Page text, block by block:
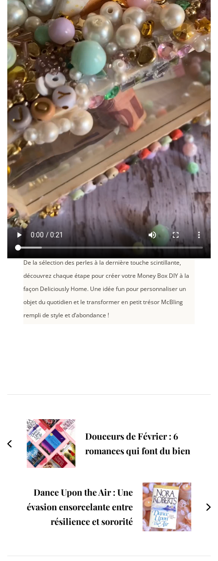
De la sélection des perles à la dernière touche scintillante,
découvrez chaque étape pour créer votre Money Box DIY à la
façon Deliciously Home. Une idée fun pour personnaliser un
objet du quotidien et le transformer en petit trésor McBling
rempli de style et d’abondance !
Navigation
Douceurs de Février : 6
romances qui font du bien
Dance Upon the Air : Une
évasion ensorcelante entre
résilience et sororité